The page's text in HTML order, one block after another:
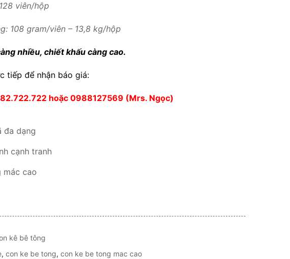
viên/hộp
108 gram/viên – 13,8 kg/hộp
nhiều, chiết khấu càng cao.
tiếp để nhận báo giá:
hoặc 0988127569 (Mrs. Ngọc)
đa dạng
cạnh tranh
mác cao
kê bê tông
, con ke be tong, con ke be tong mac cao